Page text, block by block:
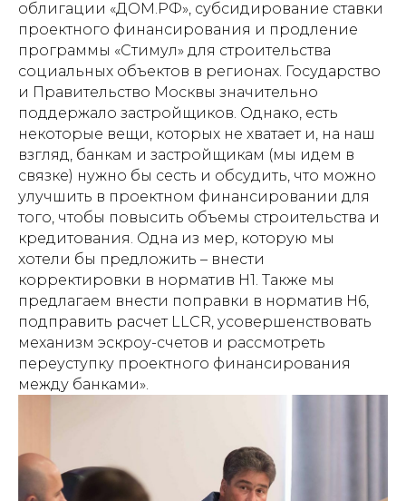
облигации «ДОМ.РФ», субсидирование ставки
проектного финансирования и продление
программы «Стимул» для строительства
социальных объектов в регионах. Государство
и Правительство Москвы значительно
поддержало застройщиков. Однако, есть
некоторые вещи, которых не хватает и, на наш
взгляд, банкам и застройщикам (мы идем в
связке) нужно бы сесть и обсудить, что можно
улучшить в проектном финансировании для
того, чтобы повысить объемы строительства и
кредитования. Одна из мер, которую мы
хотели бы предложить – внести
корректировки в норматив Н1. Также мы
предлагаем внести поправки в норматив Н6,
подправить расчет LLCR, усовершенствовать
механизм эскроу-счетов и рассмотреть
переуступку проектного финансирования
между банками».